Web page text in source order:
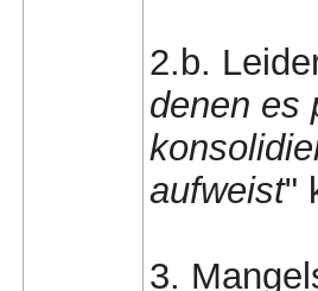
2.b.
denen es
aufweist"
3.